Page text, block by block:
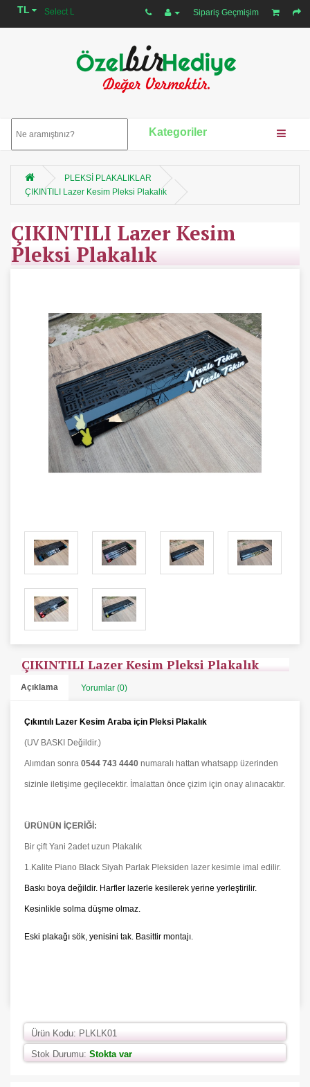
TL Select Language Sipariş Geçmişim
Kategoriler
PLEKSİ PLAKALIKLAR
ÇIKINTILI Lazer Kesim Pleksi Plakalık
ÇIKINTILI Lazer Kesim
Pleksi Plakalık
ÇIKINTILI Lazer Kesim Pleksi Plakalık
Açıklama Yorumlar (0)
Çıkıntılı Lazer Kesim Araba için Pleksi Plakalık
(UV BASKI Değildir.)
Alımdan sonra 0544 743 4440 numaralı hattan whatsapp üzerinden
sizinle iletişime geçilecektir. İmalattan önce çizim için onay alınacaktır.
ÜRÜNÜN İÇERİĞİ:
Bir çift Yani 2adet uzun Plakalık
1.Kalite Piano Black Siyah Parlak Pleksiden lazer kesimle imal edilir.
Baskı boya değildir. Harfler lazerle kesilerek yerine yerleştirilir.
Kesinlikle solma düşme olmaz.
Eski plakağı sök, yenisini tak. Basittir montajı.
Ürün Kodu: PLKLK01
Stok Durumu: Stokta var